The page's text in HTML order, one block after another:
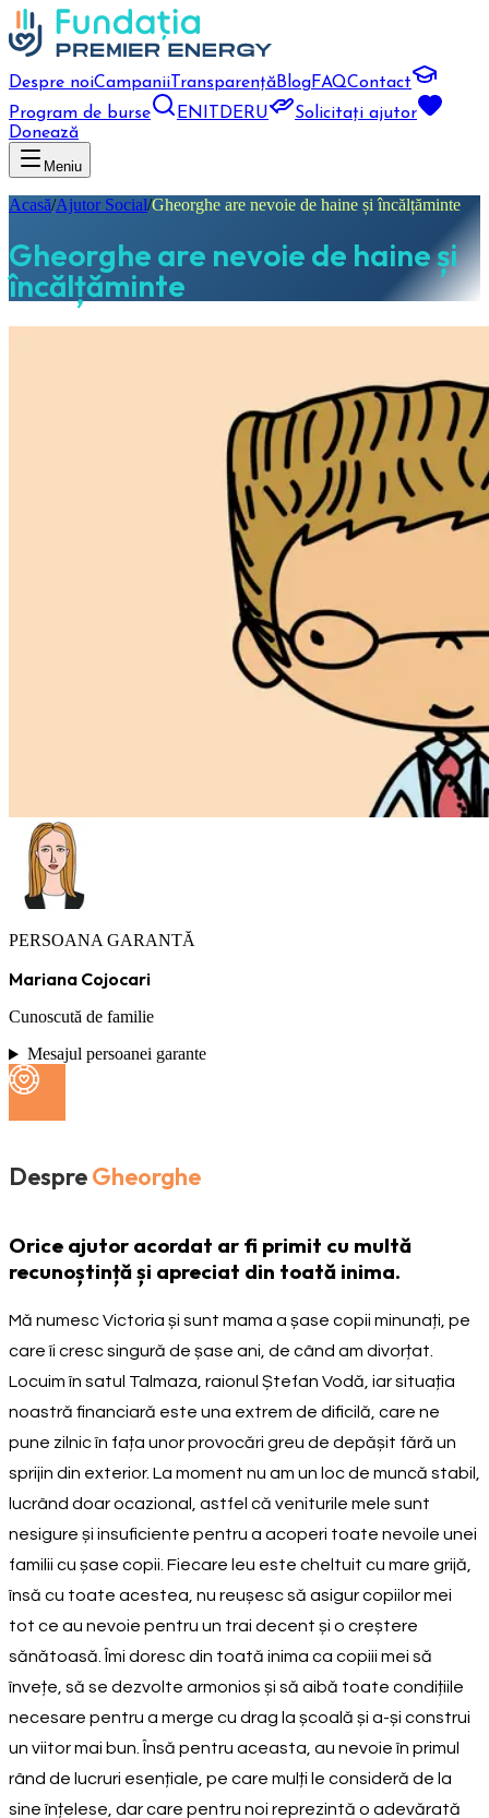
Despre noiCampanii TransparențăBlogFAQContact
Program de burse
EN DERU
Solicitați ajutor
Donează
Meniu
Acasă/Ajutor Social/Gheorghe are nevoie de haine și încălțăminte
Gheorghe are nevoie de haine și
încălțăminte
PERSOANA GARANTĂ
Mariana Cojocari
Cunoscută de familie
Mesajul persoanei garante
DespreGheorghe
Orice ajutor acordat ar fi primit cu multă
recunoștință și apreciat din toată inima.
Mă numesc Victoria și sunt mama a șase copii minunați, pe
care îi cresc singură de șase ani, de când am divorțat.
Locuim în satul Talmaza, raionul Ștefan Vodă, iar situația
noastră financiară este una extrem de dificilă, care ne
pune zilnic în fața unor provocări greu de depășit fără un
sprijin din exterior. La moment nu am un loc de muncă stabil,
lucrând doar ocazional, astfel că veniturile mele sunt
nesigure și insuficiente pentru a acoperi toate nevoile unei
familii cu șase copii. Fiecare leu este cheltuit cu mare grijă,
însă cu toate acestea, nu reușesc să asigur copiilor mei
tot ce au nevoie pentru un trai decent și o creștere
sănătoasă. Îmi doresc din toată inima ca copiii mei să
învețe, să se dezvolte armonios și să aibă toate condițiile
necesare pentru a merge cu drag la școală și a-și construi
un viitor mai bun. Însă pentru aceasta, au nevoie în primul
rând de lucruri esențiale, pe care mulți le consideră de la
sine înțelese, dar care pentru noi reprezintă o adevărată